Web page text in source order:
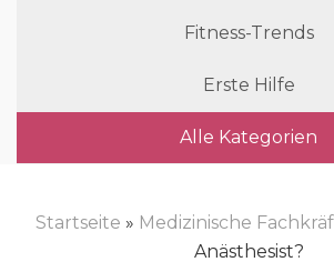
Fitness-Trends
Erste Hilfe
Alle Kategorien
Startseite » Medizinische
Anästhesist?